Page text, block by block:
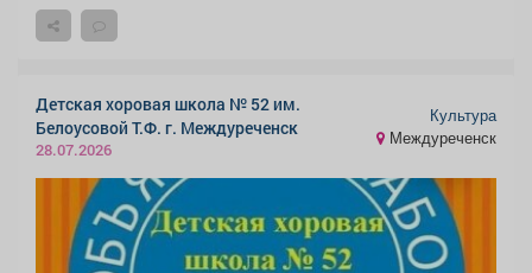
Детская хоровая школа № 52 им.
Белоусовой Т.Ф. г. Междуреченск
28.07.2026
Культура
Междуреченск